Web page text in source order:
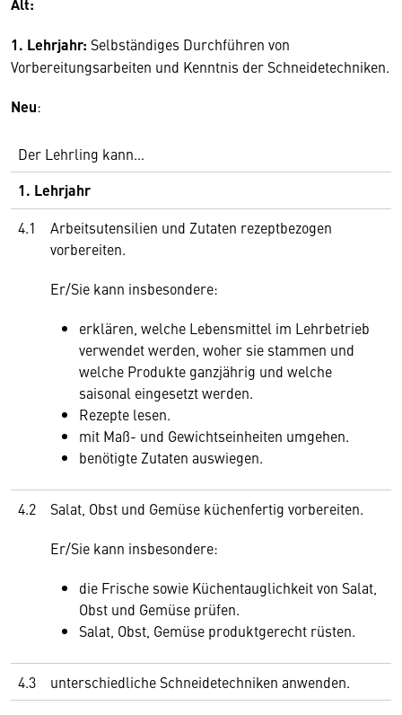
1. Lehrjahr: Selbständiges Durchführen von
Vorbereitungsarbeiten und Kenntnis der Schneidetechniken.
Neu:
Der Lehrling kann…
1. Lehrjahr
4.1
Arbeitsutensilien und Zutaten rezeptbezogen
vorbereiten.
Er/Sie kann insbesondere:
erklären, welche Lebensmittel im Lehrbetrieb
verwendet werden, woher sie stammen und
welche Produkte ganzjährig und welche
saisonal eingesetzt werden.
Rezepte lesen.
mit Maß- und Gewichtseinheiten umgehen.
benötigte Zutaten auswiegen.
4.2
Salat, Obst und Gemüse küchenfertig vorbereiten.
Er/Sie kann insbesondere:
die Frische sowie Küchentauglichkeit von Salat,
Obst und Gemüse prüfen.
Salat, Obst, Gemüse produktgerecht rüsten.
4.3 unterschiedliche Schneidetechniken anwenden.